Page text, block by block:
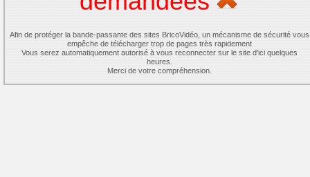
Afin de protéger la bande-passante des sites BricoVidéo, un mécanisme de sécurité vous
empêche de télécharger trop de pages très rapidement
Vous serez automatiquement autorisé à vous reconnecter sur le site d'ici quelques
heures.
Merci de votre compréhension.